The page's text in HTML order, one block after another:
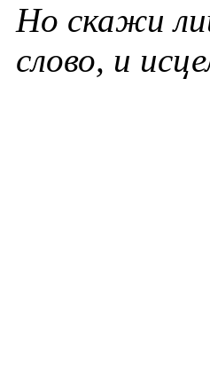
Но скажи
слово, и